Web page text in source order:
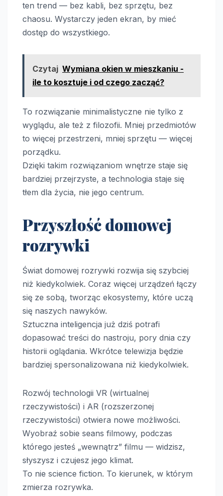
ten trend — bez kabli, bez sprzętu, bez
chaosu. Wystarczy jeden ekran, by mieć
dostęp do wszystkiego.
Czytaj Wymiana okien w mieszkaniu -
ile to kosztuje i od czego zacząć?
To rozwiązanie minimalistyczne nie tylko z
wyglądu, ale też z filozofii. Mniej przedmiotów
to więcej przestrzeni, mniej sprzętu — więcej
porządku.
Dzięki takim rozwiązaniom wnętrze staje się
bardziej przejrzyste, a technologia staje się
tłem dla życia, nie jego centrum.
Przyszłość domowej
rozrywki
Świat domowej rozrywki rozwija się szybciej
niż kiedykolwiek. Coraz więcej urządzeń łączy
się ze sobą, tworząc ekosystemy, które uczą
się naszych nawyków.
Sztuczna inteligencja już dziś potrafi
dopasować treści do nastroju, pory dnia czy
historii oglądania. Wkrótce telewizja będzie
bardziej spersonalizowana niż kiedykolwiek.
Rozwój technologii VR (wirtualnej
rzeczywistości) i AR (rozszerzonej
rzeczywistości) otwiera nowe możliwości.
Wyobraź sobie seans filmowy, podczas
którego jesteś „wewnątrz” filmu — widzisz,
słyszysz i czujesz jego klimat.
To nie science fiction. To kierunek, w którym
zmierza rozrywka.